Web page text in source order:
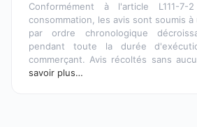
Conformément à l'article L111-
consommation, les avis sont soumis
par ordre chronologique
pendant toute la durée
commerçant. Avis récoltés sans
savoir plus…